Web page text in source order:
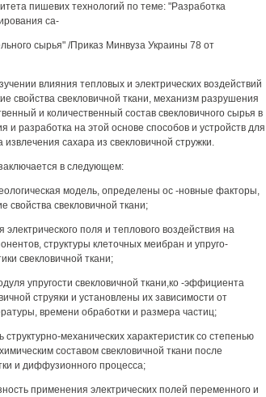
пишевих технологий по теме: "Разработка
са-
сырья" /Приказ Минвуза Украины 78 от
влияния тепловых и электрических воздействий
свойства свекловичной ткани, механизм разрушения
и количественный состав свекловичного сырья в
и разработка на этой основе способов и устройств для
сахара из свекловичной стружки.
в следующем:
модель, определены ос -новные факторы,
свойства свекловичной ткани;
поля и теплового воздействия на
структуры клеточных меибран и упруго-
свекловичной ткани;
упругости свекловичной ткани,ко -эффициента
струяки и установлены их зависимости от
времени обработки и размера частиц;
структурно-механических характеристик со степенью
составом свекловичной ткани после
и диффузионного процесса;
применения электрических полей переменного и